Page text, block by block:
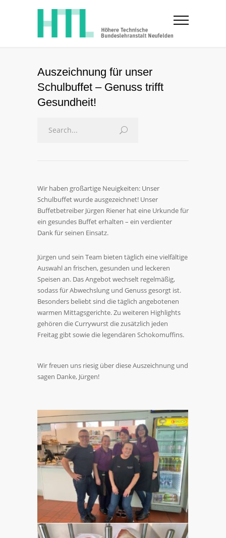
Auszeichnung für unser
Schulbuffet – Genuss trifft
Gesundheit!
Wir haben großartige Neuigkeiten: Unser
Schulbuffet wurde ausgezeichnet! Unser
Buffetbetreiber Jürgen Riener hat eine Urkunde für
ein gesundes Buffet erhalten – ein verdienter
Dank für seinen Einsatz.
Jürgen und sein Team bieten täglich eine vielfältige
Auswahl an frischen, gesunden und leckeren
Speisen an. Das Angebot wechselt regelmäßig,
sodass für Abwechslung und Genuss gesorgt ist.
Besonders beliebt sind die täglich angebotenen
warmen Mittagsgerichte. Zu weiteren Highlights
gehören die Currywurst die zusätzlich jeden
Freitag gibt sowie die legendären Schokomuffins.
Wir freuen uns riesig über diese Auszeichnung und
sagen Danke, Jürgen!